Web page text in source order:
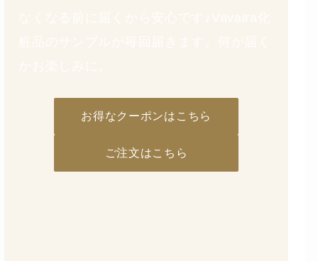
お得なクーポンはこちら
ご注文はこちら